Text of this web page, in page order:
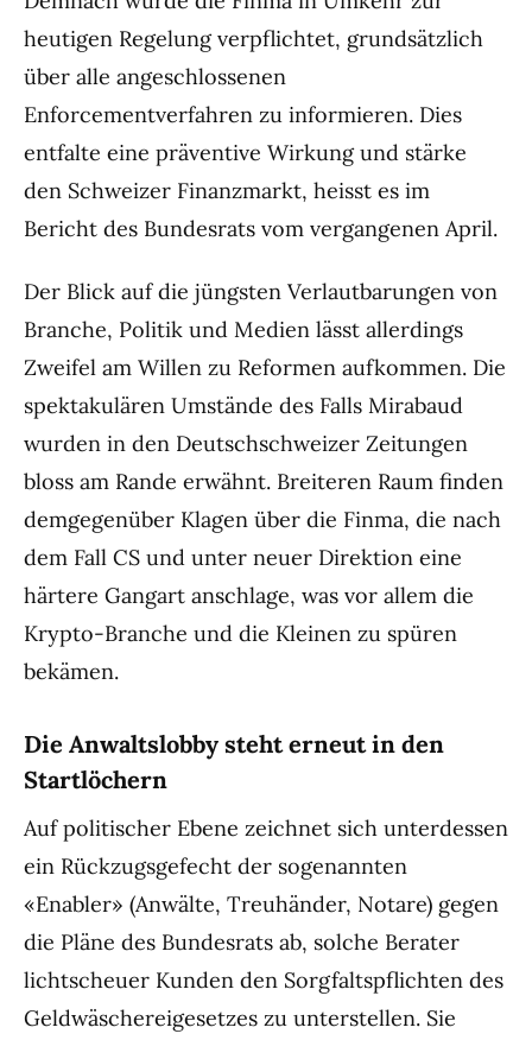
heutigen Regelung verpflichtet, grundsätzlich
über alle angeschlossenen
Enforcementverfahren zu informieren. Dies
entfalte eine präventive Wirkung und stärke
den Schweizer Finanzmarkt, heisst es im
Bericht des Bundesrats vom vergangenen April.
Der Blick auf die jüngsten Verlautbarungen von
Branche, Politik und Medien lässt allerdings
Zweifel am Willen zu Reformen aufkommen. Die
spektakulären Umstände des Falls Mirabaud
wurden in den Deutschschweizer Zeitungen
bloss am Rande erwähnt. Breiteren Raum finden
demgegenüber Klagen über die Finma, die nach
dem Fall CS und unter neuer Direktion eine
härtere Gangart anschlage, was vor allem die
Krypto-Branche und die Kleinen zu spüren
bekämen.
Die Anwaltslobby steht erneut in den
Startlöchern
Auf politischer Ebene zeichnet sich unterdessen
ein Rückzugsgefecht der sogenannten
«Enabler» (Anwälte, Treuhänder, Notare) gegen
die Pläne des Bundesrats ab, solche Berater
lichtscheuer Kunden den Sorgfaltspflichten des
Geldwäschereigesetzes zu unterstellen. Sie